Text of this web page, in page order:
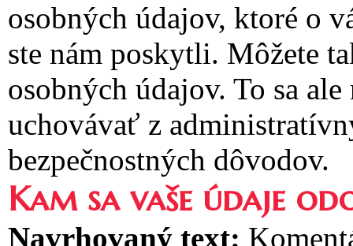
osobných údajov, ktoré o
ste nám poskytli. Môžete
osobných údajov. To sa
uchovávať z
bezpečnostných dôvodov.
Kam sa vaše údaje
Navrhovaný text: